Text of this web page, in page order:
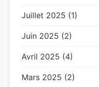
Juillet 2025 (1)
Juin 2025 (2)
Avril 2025 (4)
Mars 2025 (2)